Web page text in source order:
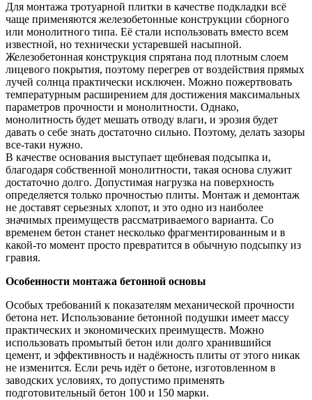
Для монтажа тротуарной плитки в качестве подкладки всё
чаще применяются железобетонные конструкции сборного
или монолитного типа. Её стали использовать вместо всем
известной, но технически устаревшей насыпной.
Железобетонная конструкция спрятана под плотным слоем
лицевого покрытия, поэтому перегрев от воздействия прямых
лучей солнца практически исключен. Можно пожертвовать
температурным расширением для достижения максимальных
параметров прочности и монолитности. Однако,
монолитность будет мешать отводу влаги, и эрозия будет
давать о себе знать достаточно сильно. Поэтому, делать зазоры
все-таки нужно.
В качестве основания выступает щебневая подсыпка и,
благодаря собственной монолитности, такая основа служит
достаточно долго. Допустимая нагрузка на поверхность
определяется только прочностью плиты. Монтаж и демонтаж
не доставят серьезных хлопот, и это одно из наиболее
значимых преимуществ рассматриваемого варианта. Со
временем бетон станет несколько фрагментированным и в
какой-то момент просто превратится в обычную подсыпку из
гравия.
Особенности монтажа бетонной основы
Особых требований к показателям механической прочности
бетона нет. Использование бетонной подушки имеет массу
практических и экономических преимуществ. Можно
использовать промытый бетон или долго хранившийся
цемент, и эффективность и надёжность плиты от этого никак
не изменится. Если речь идёт о бетоне, изготовленном в
заводских условиях, то допустимо применять
подготовительный бетон 100 и 150 марки.